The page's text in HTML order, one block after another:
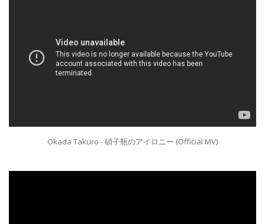
Okada Takuro - 硝子瓶のアイロニー (Official MV)